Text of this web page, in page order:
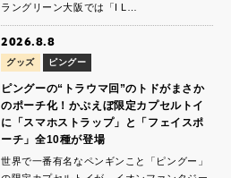
ラングリーン大阪では「I L…
2026.8.8
グッズ ピングー
ピングーの“トラウマ回”のトドがまさか
のポーチ化！かぷえぼ限定カプセルトイ
に「スマホストラップ」と「フェイスポ
ーチ」全10種が登場
世界で一番有名なペンギンこと「ピングー」